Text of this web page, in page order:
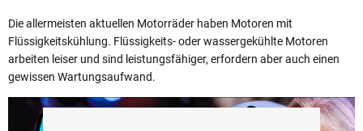
Die allermeisten aktuellen Motorräder haben Motoren mit
Flüssigkeitskühlung. Flüssigkeits- oder wassergekühlte Motoren
arbeiten leiser und sind leistungsfähiger, erfordern aber auch einen
gewissen Wartungsaufwand.